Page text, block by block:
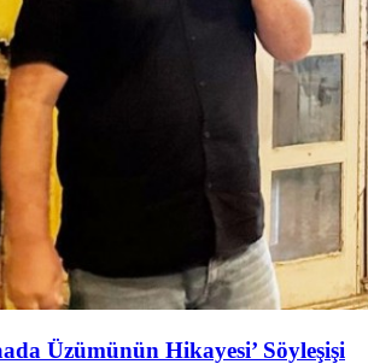
Üzümünün Hikayesi’ Söyleşişi